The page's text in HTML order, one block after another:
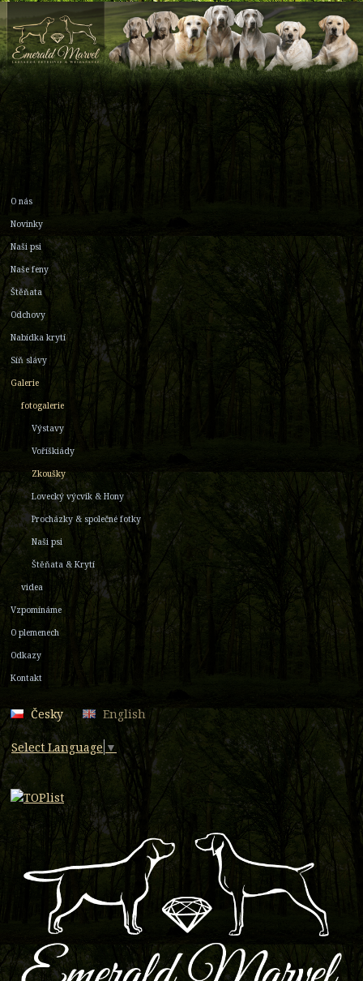
O nás
Novinky
Naši psi
Naše feny
Štěňata
Odchovy
Nabídka krytí
Síň slávy
Galerie
fotogalerie
Výstavy
Voříškiády
Zkoušky
Lovecký výcvik & Hony
Procházky & společné fotky
Naši psi
Štěňata & Krytí
videa
Vzpomínáme
O plemenech
Odkazy
Kontakt
Česky English
Select Language ▼